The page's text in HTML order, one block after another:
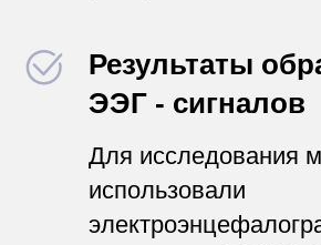
Результаты
ЭЭГ - сигналов
Для исследования
использовали